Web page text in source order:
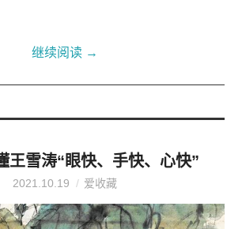
继续阅读 →
王雪涛“眼快、手快、心快”
2021.10.19 爱收藏